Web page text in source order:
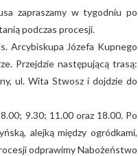
zapraszamy w tygodniu po
podczas procesji.
Arcybiskupa Józefa Kupnego
Przejdzie następującą trasą:
ul. Wita Stwosz i dojdzie do
9.30; 11.00 oraz 18.00. Po
alejką między ogródkami,
odprawimy Nabożeństwo